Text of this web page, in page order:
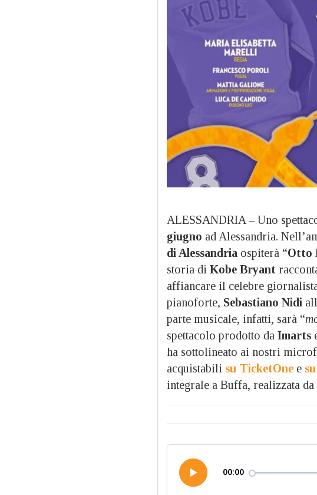
ALESSANDRIA – Uno
giugno ad Alessandria.
di Alessandria ospiterà “Otto
storia di Kobe Bryant
affiancare il celebre
pianoforte, Sebastiano Nidi
parte musicale, infatti, sarà “
spettacolo prodotto da Imarts
ha sottolineato ai nostri
acquistabili su TicketOne e
integrale a Buffa, realizzata da
00:00